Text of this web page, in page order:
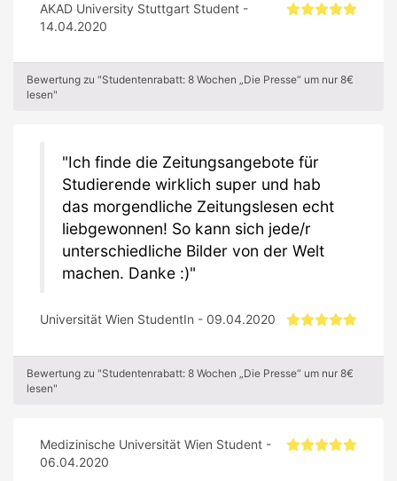
AKAD University Stuttgart Student -
14.04.2020
Bewertung zu "Studentenrabatt: 8 Wochen „Die Presse“ um nur 8€
lesen"
Ich finde die Zeitungsangebote für
Studierende wirklich super und hab
das morgendliche Zeitungslesen echt
liebgewonnen! So kann sich jede/r
unterschiedliche Bilder von der Welt
machen. Danke :)
Universität Wien StudentIn - 09.04.2020
Bewertung zu "Studentenrabatt: 8 Wochen „Die Presse“ um nur 8€
lesen"
Medizinische Universität Wien Student -
06.04.2020